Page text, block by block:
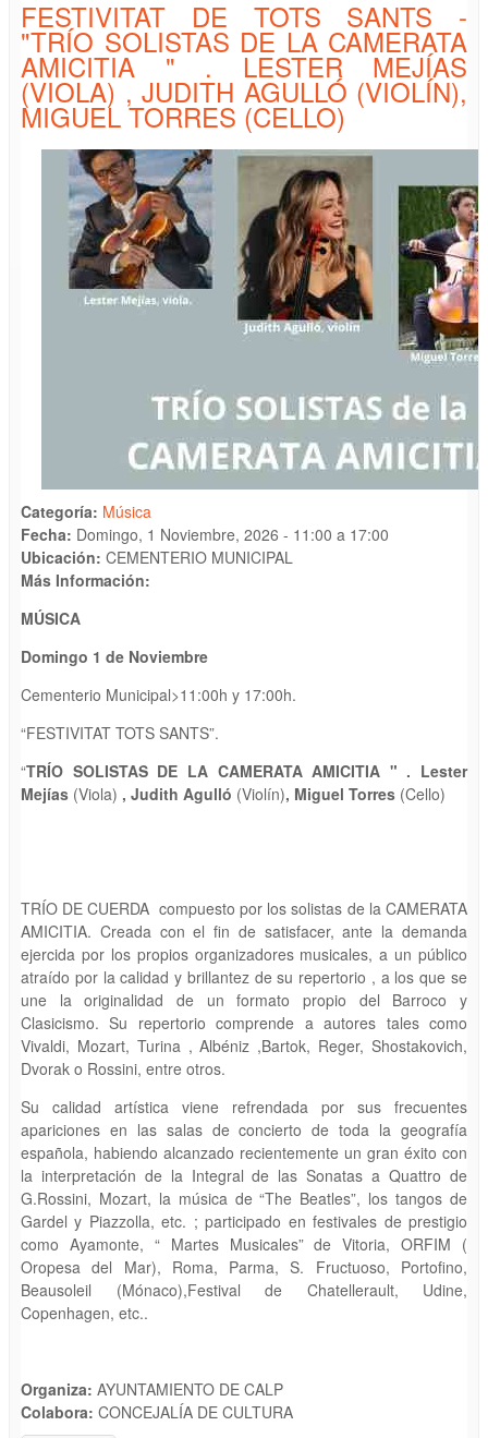
FESTIVITAT DE TOTS SANTS -
"TRÍO SOLISTAS DE LA CAMERATA
AMICITIA " . LESTER MEJÍAS
(VIOLA) , JUDITH AGULLÓ (VIOLÍN),
MIGUEL TORRES (CELLO)
Categoría: Música
Fecha: Domingo, 1 Noviembre, 2026 - 11:00 a 17:00
Ubicación: CEMENTERIO MUNICIPAL
Más Información:
MÚSICA
Domingo 1 de Noviembre
Cementerio Municipal>11:00h y 17:00h.
“FESTIVITAT TOTS SANTS”.
“TRÍO SOLISTAS DE LA CAMERATA AMICITIA " . Lester
Mejías (Viola) , Judith Agulló (Violín), Miguel Torres (Cello)
TRÍO DE CUERDA compuesto por los solistas de la CAMERATA
AMICITIA. Creada con el fin de satisfacer, ante la demanda
ejercida por los propios organizadores musicales, a un público
atraído por la calidad y brillantez de su repertorio , a los que se
une la originalidad de un formato propio del Barroco y
Clasicismo. Su repertorio comprende a autores tales como
Vivaldi, Mozart, Turina , Albéniz ,Bartok, Reger, Shostakovich,
Dvorak o Rossini, entre otros.
Su calidad artística viene refrendada por sus frecuentes
apariciones en las salas de concierto de toda la geografía
española, habiendo alcanzado recientemente un gran éxito con
la interpretación de la Integral de las Sonatas a Quattro de
G.Rossini, Mozart, la música de “The Beatles”, los tangos de
Gardel y Piazzolla, etc. ; participado en festivales de prestigio
como Ayamonte, “ Martes Musicales” de Vitoria, ORFIM (
Oropesa del Mar), Roma, Parma, S. Fructuoso, Portofino,
Beausoleil (Mónaco),Festival de Chatellerault, Udine,
Copenhagen, etc..
Organiza: AYUNTAMIENTO DE CALP
Colabora: CONCEJALÍA DE CULTURA